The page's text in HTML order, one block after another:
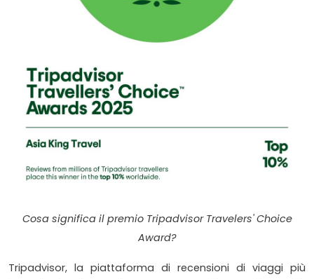
Cosa significa il premio Tripadvisor Travelers' Choice
Award?
Tripadvisor, la piattaforma di recensioni di viaggi più